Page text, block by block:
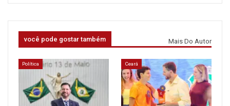
você pode gostar também Mais Do Autor
Política Ceará